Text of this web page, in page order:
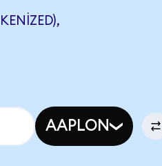
AAPLON